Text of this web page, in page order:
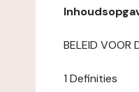
BELEID VOOR
1 Definities